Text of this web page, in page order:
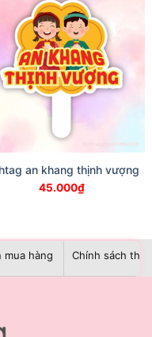
an khang thịnh vượng
45.000₫
mua hàng Chính sách